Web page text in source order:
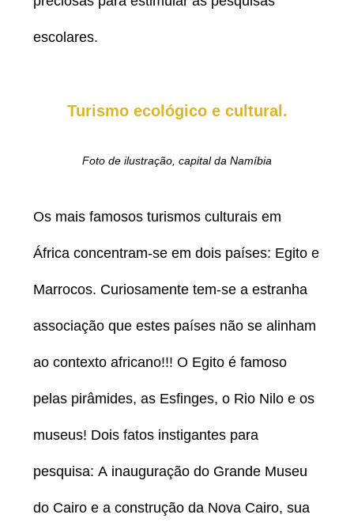
escolares.
Turismo ecológico e cultural.
Foto de ilustração, capital da Namíbia
Os mais famosos turismos culturais em
África concentram-se em dois países: Egito e
Marrocos. Curiosamente tem-se a estranha
associação que estes países não se alinham
ao contexto africano!!! O Egito é famoso
pelas pirâmides, as Esfinges, o Rio Nilo e os
museus! Dois fatos instigantes para
pesquisa: A inauguração do Grande Museu
do Cairo e a construção da Nova Cairo, sua